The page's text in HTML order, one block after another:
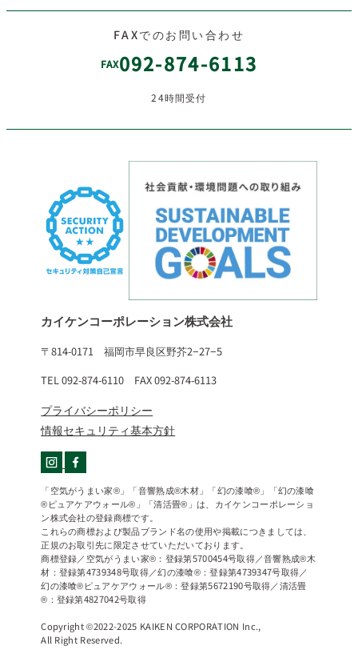
FAXでのお問い合わせ
FAX092-874-6113
24時間受付
カイケンコーポレーション株式会社
〒814-0171 福岡市早良区野芥2−27−5
TEL 092-874-6110 FAX 092-874-6113
プライバシーポリシー
情報セキュリティ基本方針
「空気がうまい家®」「音響熟成®木材」「幻の漆喰®」「幻の漆喰
®ピュアケアウォール®」「清活畳®」は、カイケンコーポレーショ
ン株式会社の登録商標です。
これらの商標および製品ブランド名の使用や掲載につきましては、
正規のお取引先に限定させていただいております。
商標登録／空気がうまい家®：登録第5700454号取得／音響熟成®木
材：登録第4739348号取得／幻の漆喰®：登録第4739347号取得／
幻の漆喰®ピュアケアウォール®：登録第5672190号取得／清活畳
®：登録第4827042号取得
Copyright ©2022-2025 KAIKEN CORPORATION Inc.,
All Right Reserved.